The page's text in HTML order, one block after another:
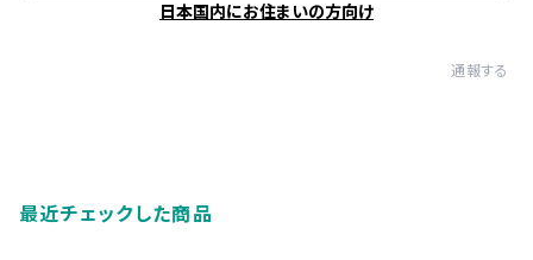
日本国内にお住まいの方向け
通報する
最近チェックした商品